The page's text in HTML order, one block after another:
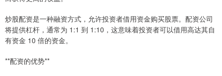
炒股配资是一种融资方式，允许投资者借用资金购买股票。配资公司
将提供杠杆，通常为 1:1 到 1:10，这意味着投资者可以借用高达其自
有资金 10 倍的资金。
**配资的优势**